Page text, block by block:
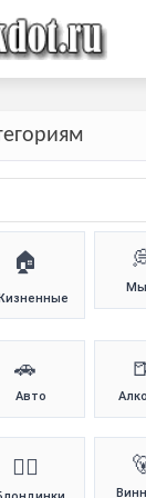
🏠
🚗
Авто
👱‍♀️